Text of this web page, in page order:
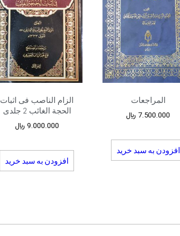
المراجعات
7.500.000 ﷼
افزودن به سبد خرید
الزام الناصب فی اثبات
الحجة الغائب 2 جلدی
9.000.000 ﷼
افزودن به سبد خرید